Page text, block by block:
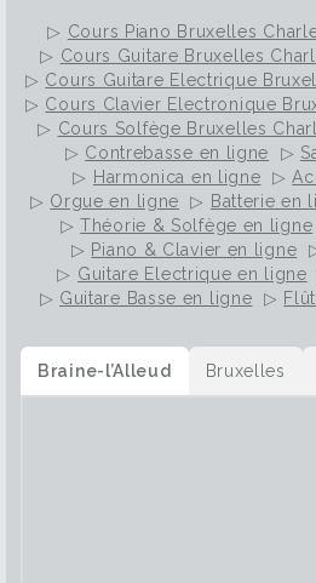
▷ Cours Piano Bruxelles
▷ Cours Guitare Bruxelles
▷ Cours Guitare Electrique
▷ Cours Clavier Electronique
▷ Cours Solfège Bruxelles
▷ Contrebasse en ligne ▷
▷ Harmonica en ligne ▷
▷ Orgue en ligne ▷ Batterie en
▷Théorie & Solfège en ligne
▷ Piano & Clavier en ligne
▷ Guitare Electrique en ligne
▷ Guitare Basse en ligne ▷
Braine-l’Alleud Bruxelles